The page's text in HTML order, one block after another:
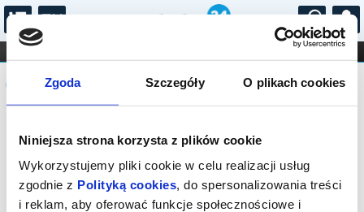
Zgoda Szczegóły O plikach cookies
Niniejsza strona korzysta z plików cookie
Wykorzystujemy pliki cookie w celu realizacji usług
zgodnie z Polityką cookies, do spersonalizowania treści
i reklam, aby oferować funkcje społecznościowe i
...
FILHARMONIA OPERA I BALET
STAND-UP
DLA DZIECI
Komunikat
Sprzedaż biletów on-line na wydarzenie
została zakończona.